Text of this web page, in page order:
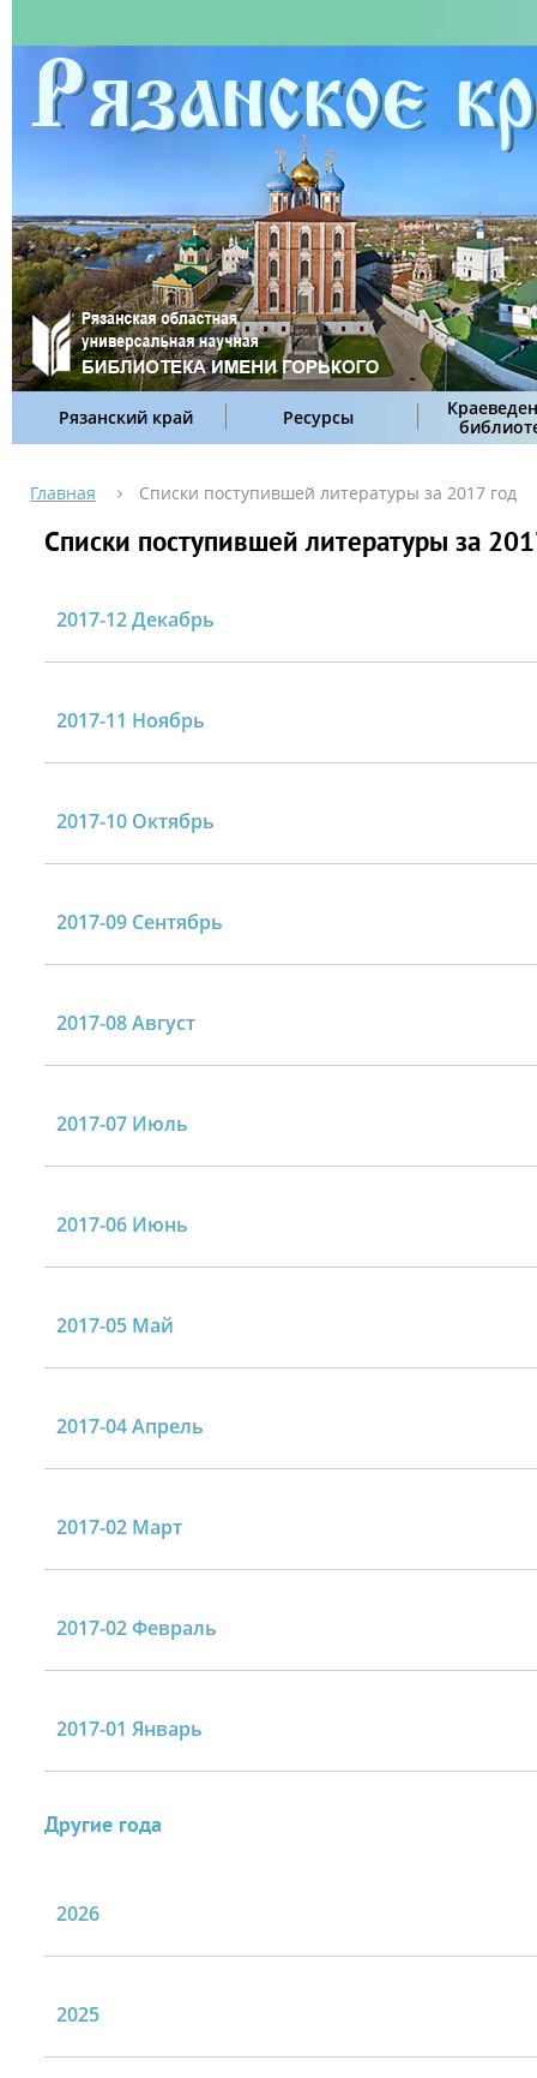
Рязанский край Ресурсы
Главная Списки поступившей литературы за 2017 год
Списки поступившей литературы за
2017-12 Декабрь
2017-11 Ноябрь
2017-10 Октябрь
2017-09 Сентябрь
2017-08 Август
2017-07 Июль
2017-06 Июнь
2017-05 Май
2017-04 Апрель
2017-02 Март
2017-02 Февраль
2017-01 Январь
Другие года
2026
2025